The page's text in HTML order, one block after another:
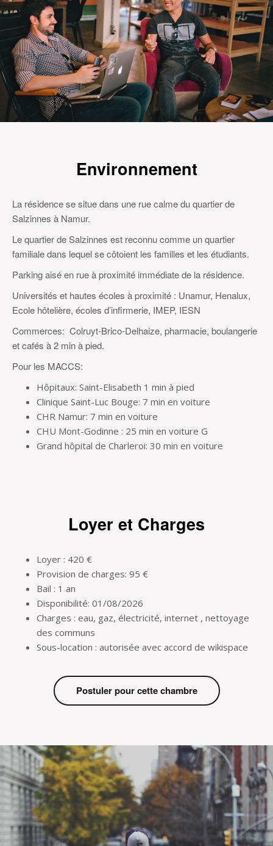
Environnement
La résidence se situedans une rue calme du quartier de
Salzinnes à Namur.
Le quartier de Salzinnes est reconnu comme un quartier
familiale dans lequel se côtoient les familles et les étudiants.
Parking aisé en rue à proximité immédiate de la résidence.
Universités et hautes écoles à proximité : Unamur, Henalux,
Ecole hôtelière, écoles d’infirmerie, IMEP, IESN
Commerces: Colruyt-Brico-Delhaize, pharmacie, boulangerie
et cafés à 2 min à pied.
Pour les MACCS:
Hôpitaux: Saint-Elisabeth 1 min à pied
Clinique Saint-Luc Bouge: 7 min en voiture
CHR Namur: 7 min en voiture
CHU Mont-Godinne : 25 min en voiture G
Grand hôpital de Charleroi: 30 min en voiture
Loyer et Charges
Loyer : 420 €
Provision de charges: 95 €
Bail : 1 an
Disponibilité: 01/08/2026
Charges : eau, gaz, électricité, internet , nettoyage
des communs
Sous-location : autorisée avec accord de wikispace
Postuler pour cette chambre